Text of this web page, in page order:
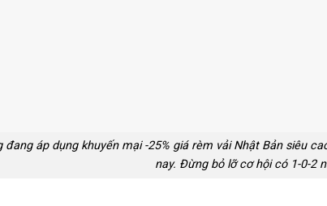
đang áp dụng khuyến mại -25% giá rèm vải Nhật Bản siêu
nay. Đừng bỏ lỡ cơ hội có 1-0-2